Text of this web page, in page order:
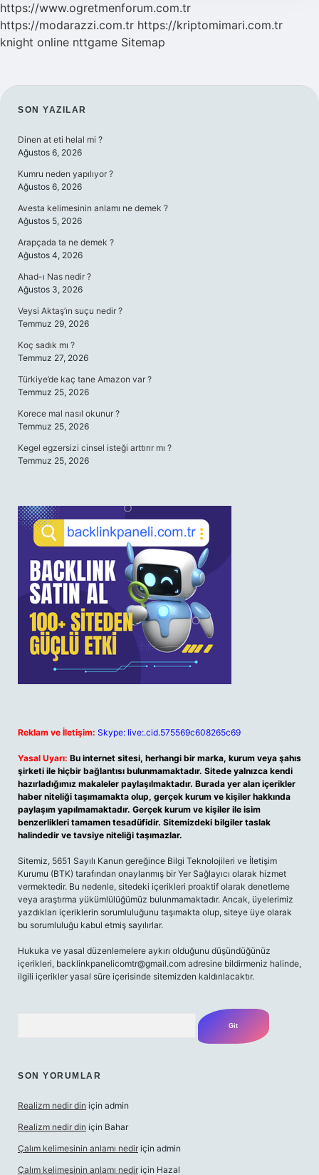
https://www.ogretmenforum.com.tr
https://modarazzi.com.tr https://kriptomimari.com.tr
knight online nttgame Sitemap
SIDEBAR
SON YAZILAR
Dinen at eti helal mi ?
Ağustos 6, 2026
Kumru neden yapılıyor ?
Ağustos 6, 2026
Avesta kelimesinin anlamı ne demek ?
Ağustos 5, 2026
Arapçada ta ne demek ?
Ağustos 4, 2026
Ahad-ı Nas nedir ?
Ağustos 3, 2026
Veysi Aktaş’ın suçu nedir ?
Temmuz 29, 2026
Koç sadık mı ?
Temmuz 27, 2026
Türkiye’de kaç tane Amazon var ?
Temmuz 25, 2026
Korece mal nasıl okunur ?
Temmuz 25, 2026
Kegel egzersizi cinsel isteği arttırır mı ?
Temmuz 25, 2026
Reklam ve İletişim: Skype: live:.cid.575569c608265c69
Yasal Uyarı: Bu internet sitesi, herhangi bir marka, kurum veya şahıs
şirketi ile hiçbir bağlantısı bulunmamaktadır. Sitede yalnızca kendi
hazırladığımız makaleler paylaşılmaktadır. Burada yer alan içerikler
haber niteliği taşımamakta olup, gerçek kurum ve kişiler hakkında
paylaşım yapılmamaktadır. Gerçek kurum ve kişiler ile isim
benzerlikleri tamamen tesadüfidir. Sitemizdeki bilgiler taslak
halindedir ve tavsiye niteliği taşımazlar.
Sitemiz, 5651 Sayılı Kanun gereğince Bilgi Teknolojileri ve İletişim
Kurumu (BTK) tarafından onaylanmış bir Yer Sağlayıcı olarak hizmet
vermektedir. Bu nedenle, sitedeki içerikleri proaktif olarak denetleme
veya araştırma yükümlülüğümüz bulunmamaktadır. Ancak, üyelerimiz
yazdıkları içeriklerin sorumluluğunu taşımakta olup, siteye üye olarak
bu sorumluluğu kabul etmiş sayılırlar.
Hukuka ve yasal düzenlemelere aykırı olduğunu düşündüğünüz
içerikleri, backlinkpanelicomtr@gmail.com adresine bildirmeniz halinde,
ilgili içerikler yasal süre içerisinde sitemizden kaldırılacaktır.
SON YORUMLAR
Realizm nedir din için admin
Realizm nedir din için Bahar
Çalım kelimesinin anlamı nedir için admin
Çalım kelimesinin anlamı nedir için Hazal